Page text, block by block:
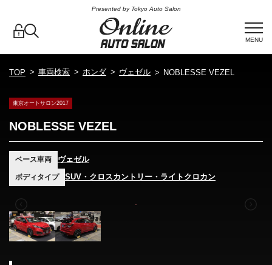
Presented by Tokyo Auto Salon
MENU
TOP 車両検索 ホンダ ヴェゼル NOBLESSE VEZEL
東京オートサロン2017
NOBLESSE VEZEL
ベース車両 ヴェゼル
ボディタイプ SUV・クロスカントリー・ライトクロカン